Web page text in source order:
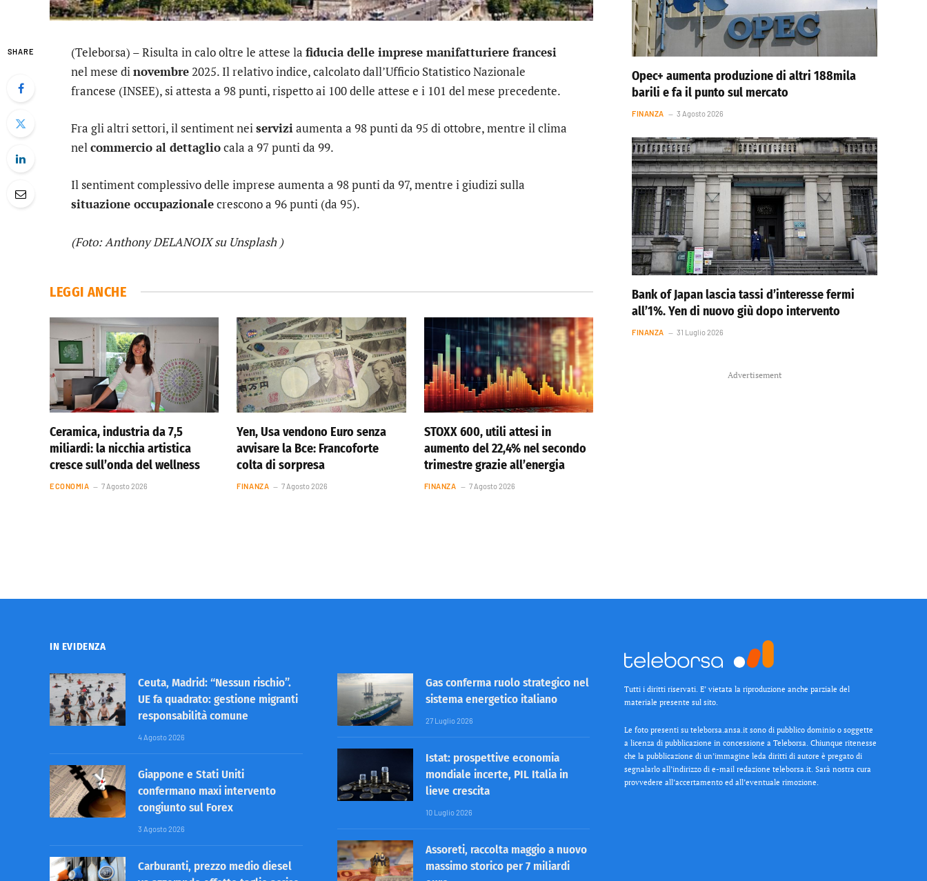
SHARE (Teleborsa) – Risulta in calo oltre le attese la fiducia delle imprese manifatturiere francesi
nel mese dinovembre2025. Il relativo indice, calcolato dall’Ufficio Statistico Nazionale
francese (INSEE), si attesta a 98 punti, rispetto ai 100 delle attese e i 101 del mese precedente.
Fra gli altri settori, il sentiment neiserviziaumenta a 98 punti da 95 di ottobre, mentre il clima
nelcommercio al dettagliocala a 97 punti da 99.
Il sentiment complessivo delle imprese aumenta a 98 punti da 97, mentre i giudizi sulla
situazione occupazionalecrescono a 96 punti (da 95).
(Foto: Anthony DELANOIX su Unsplash )
LEGGI ANCHE
Ceramica, industria da 7,5
miliardi: la nicchia artistica
cresce sull’onda del wellness
ECONOMIA 7 Agosto 2026
Yen, Usa vendono Euro senza
avvisare la Bce: Francoforte
colta di sorpresa
FINANZA 7 Agosto 2026
STOXX 600, utili attesi in
aumento del 22,4% nel secondo
trimestre grazie all’energia
FINANZA 7 Agosto 2026
Opec+ aumenta produzione di altri 188mila
barili e fa il punto sul mercato
FINANZA 3 Agosto 2026
Bank of Japan lascia tassi d’interesse fermi
all’1%. Yen di nuovo giù dopo intervento
FINANZA 31 Luglio 2026
Advertisement
IN EVIDENZA
Ceuta, Madrid: “Nessun rischio”.
UE fa quadrato: gestione migranti
responsabilità comune
4 Agosto 2026
Giappone e Stati Uniti
confermano maxi intervento
congiunto sul Forex
3 Agosto 2026
Carburanti, prezzo medio diesel
Gas conferma ruolo strategico nel
sistema energetico italiano
27 Luglio 2026
Istat: prospettive economia
mondiale incerte, PIL Italia in
lieve crescita
10 Luglio 2026
Assoreti, raccolta maggio a nuovo
massimo storico per 7 miliardi
Tutti i diritti riservati. E’ vietata la riproduzione anche parziale del
materiale presente sul sito.
Le foto presenti su teleborsa.ansa.it sono di pubblico dominio o soggette
a licenza di pubblicazione in concessione a Teleborsa. Chiunque ritenesse
che la pubblicazione di un’immagine leda diritti di autore è pregato di
segnalarlo all’indirizzo di e-mail redazione teleborsa.it. Sarà nostra cura
provvedere all’accertamento ed all’eventuale rimozione.